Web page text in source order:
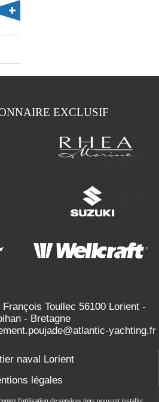
EXCLUSIF
Toullec 56100 Lorient -
- Bretagne
yachting.fr
naval Lorient
légales